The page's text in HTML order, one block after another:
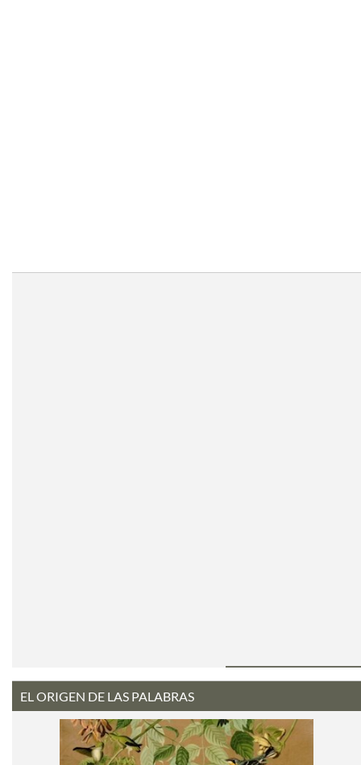
EL ORIGEN DE LAS PALABRAS